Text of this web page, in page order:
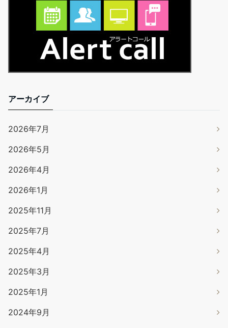
アーカイブ
2026年7月
2026年5月
2026年4月
2026年1月
2025年11月
2025年7月
2025年4月
2025年3月
2025年1月
2024年9月